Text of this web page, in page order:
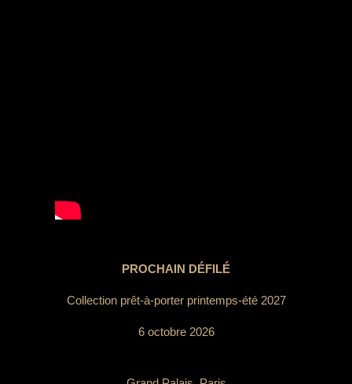
PROCHAIN DÉFILÉ
Collection prêt-à-porter printemps-été 2027
6 octobre 2026